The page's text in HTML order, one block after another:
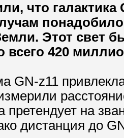
что галактика
Этот свет
420
GN-z11
претендует на
дистанция до